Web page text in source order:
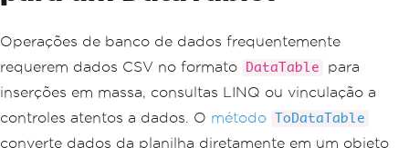
Operações de banco de dados frequentemente
requerem dados CSV no formato
DataTable
para
inserções em massa, consultas LINQ ou vinculação a
controles atentos a dados. O método ToDataTable
converte dados da planilha diretamente em um objeto